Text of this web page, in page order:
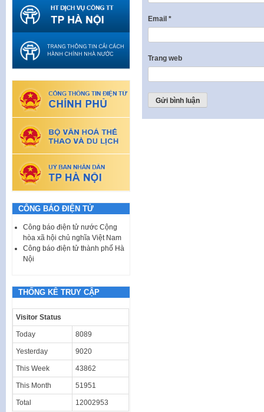
Email *
Trang web
CÔNG BÁO ĐIỆN TỬ
Công báo điện tử nước Cộng
hòa xã hội chủ nghĩa Việt Nam
Công báo điện tử thành phố Hà
Nội
THỐNG KÊ TRUY CẬP
Visitor Status
Today 8089
Yesterday 9020
This Week 43862
This Month 51951
Total 12002953